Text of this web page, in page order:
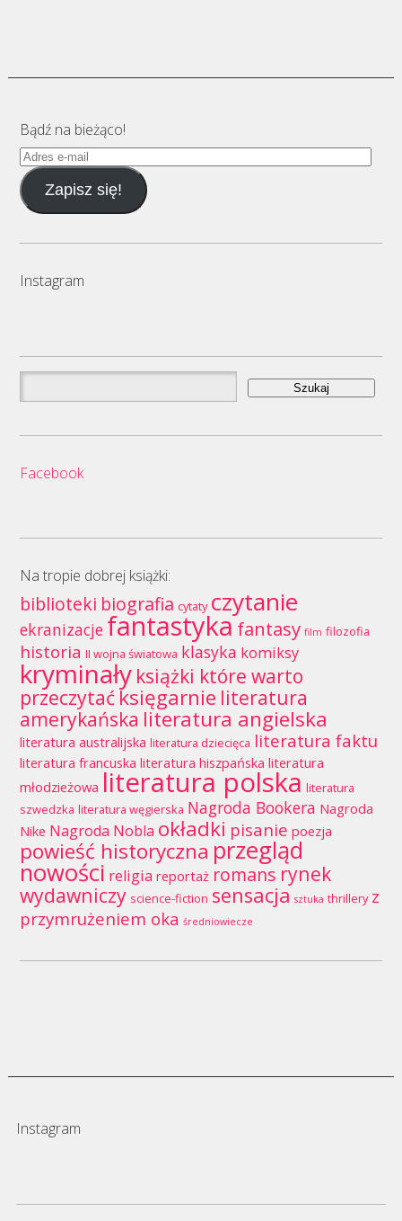
Bądź na bieżąco!
Adres
e-
mailZapisz się!
Instagram
Szukaj:
Facebook
Na tropie dobrej książki:
biblioteki biografia cytaty czytanie
ekranizacje fantastykafantasy film filozofia
historia II wojna światowa klasyka komiksy
kryminały książki które warto
przeczytaćksięgarnie literatura
amerykańska literatura angielska
literatura australijska literatura dziecięca literatura faktu
literatura francuska literatura hiszpańska literatura
młodzieżowa literatura polska literatura
szwedzka literatura węgierska Nagroda Bookera Nagroda
Nike Nagroda Nobla okładki pisanie poezja
powieść historyczna przegląd
nowości religia reportaż romans rynek
wydawniczy science-fiction sensacja sztuka thrillery z
przymrużeniem oka średniowiecze
Instagram